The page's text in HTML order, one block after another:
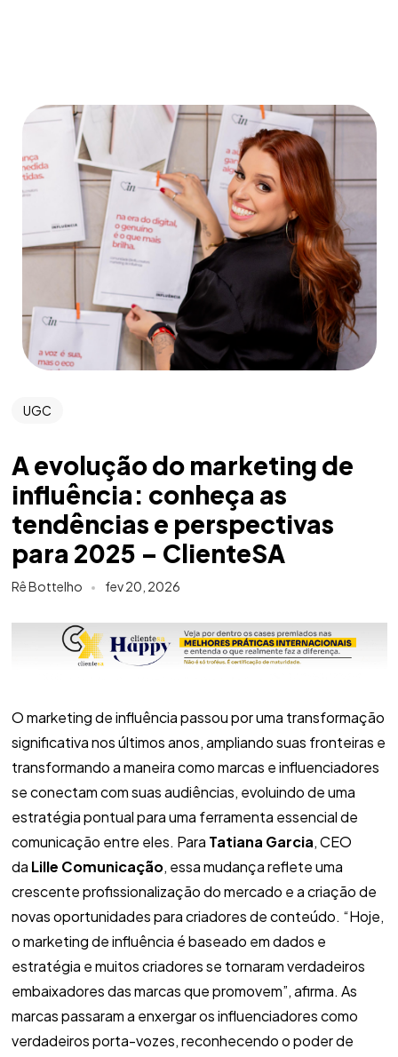
UGC
A evolução do marketing de
influência: conheça as
tendências e perspectivas
para 2025 – ClienteSA
Rê Bottelho fev 20, 2026
O marketing de influência passou por uma transformação
significativa nos últimos anos, ampliando suas fronteiras e
transformando a maneira como marcas e influenciadores
se conectam com suas audiências, evoluindo de uma
estratégia pontual para uma ferramenta essencial de
comunicação entre eles. Para Tatiana Garcia, CEO
da Lille Comunicação, essa mudança reflete uma
crescente profissionalização do mercado e a criação de
novas oportunidades para criadores de conteúdo. “Hoje,
o marketing de influência é baseado em dados e
estratégia e muitos criadores se tornaram verdadeiros
embaixadores das marcas que promovem”, afirma. As
marcas passaram a enxergar os influenciadores como
verdadeiros porta-vozes, reconhecendo o poder de